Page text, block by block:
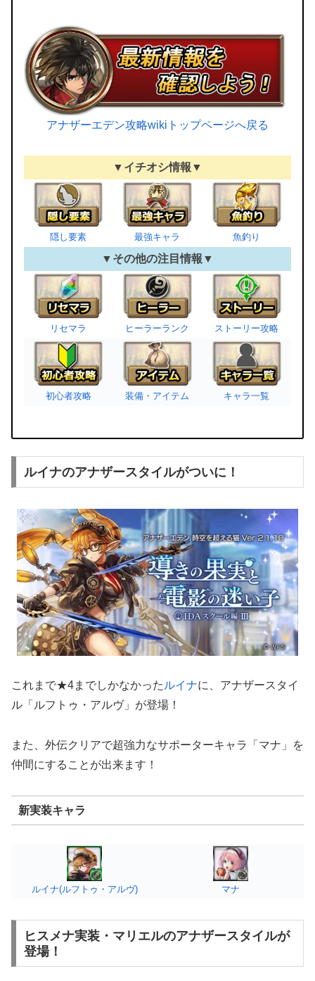
アナザーエデン攻略wikiトップページへ戻る
▼イチオシ情報▼
隠し要素 最強キャラ 魚釣り
▼その他の注目情報▼
リセマラ ヒーラーランク ストーリー攻略
初心者攻略 装備・アイテム キャラ一覧
ルイナのアナザースタイルがついに！
これまで★4までしかなかった ルイナに、アナザースタイ
ル「ルフトゥ・アルヴ」が登場！
また、外伝クリアで超強力なサポーターキャラ「マナ」を
仲間にすることが出来ます！
新実装キャラ
ルイナ(ルフトゥ・アルヴ) マナ
ヒスメナ実装・マリエルのアナザースタイルが
登場！